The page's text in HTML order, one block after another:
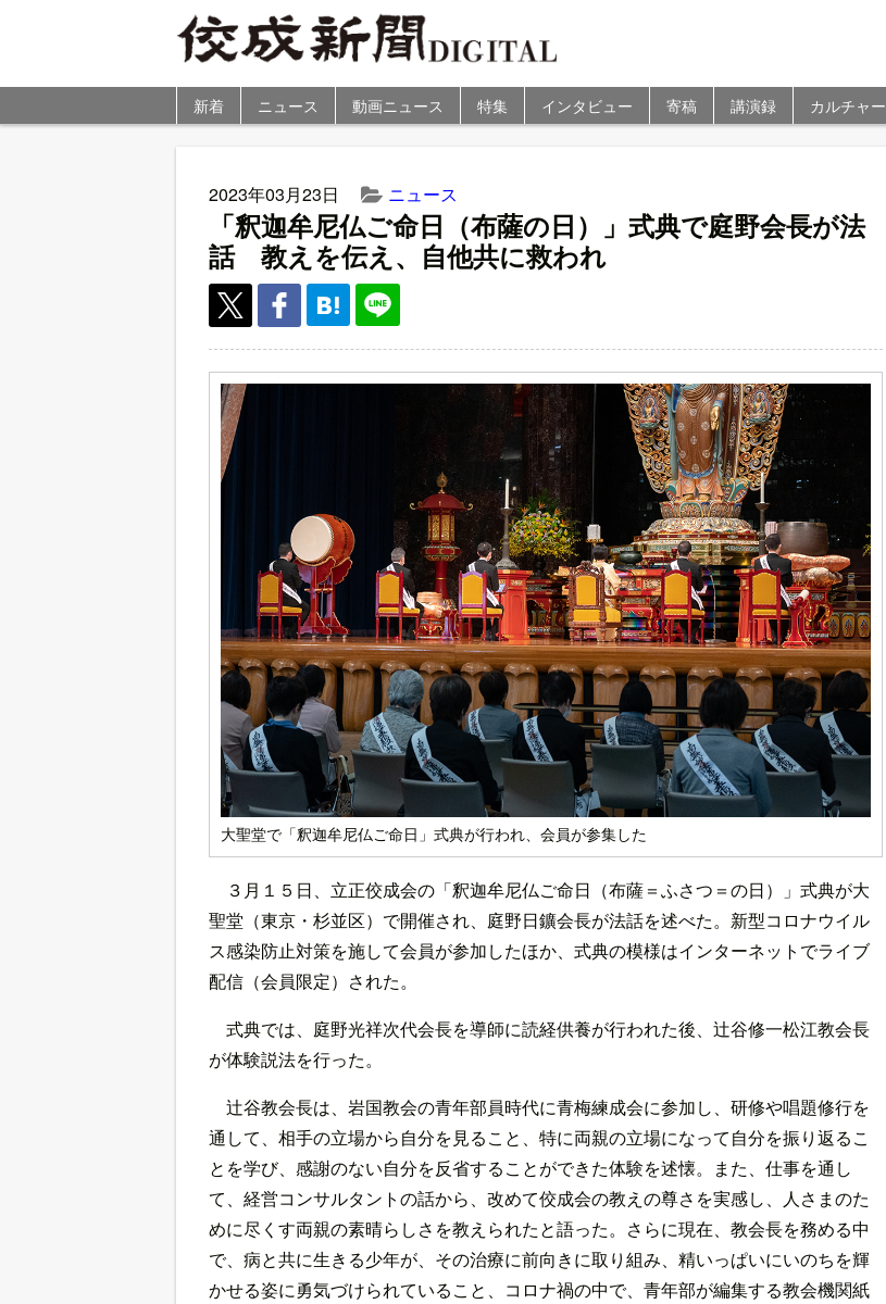
新着 ニュース 動画ニュース 特集 インタビュー 寄稿 講演録 カルチャー
2023年03月23日 ニュース
「釈迦牟尼仏ご命日（布薩の日）」式典で庭野会長が法
話 教えを伝え、自他共に救われ
大聖堂で「釈迦牟尼仏ご命日」式典が行われ、会員が参集した
３月１５日、立正佼成会の「釈迦牟尼仏ご命日（布薩＝ふさつ＝の日）」式典が大
聖堂（東京・杉並区）で開催され、庭野日鑛会長が法話を述べた。新型コロナウイル
ス感染防止対策を施して会員が参加したほか、式典の模様はインターネットでライブ
配信（会員限定）された。
式典では、庭野光祥次代会長を導師に読経供養が行われた後、辻谷修一松江教会長
が体験説法を行った。
辻谷教会長は、岩国教会の青年部員時代に青梅練成会に参加し、研修や唱題修行を
通して、相手の立場から自分を見ること、特に両親の立場になって自分を振り返るこ
とを学び、感謝のない自分を反省することができた体験を述懐。また、仕事を通し
て、経営コンサルタントの話から、改めて佼成会の教えの尊さを実感し、人さまのた
めに尽くす両親の素晴らしさを教えられたと語った。さらに現在、教会長を務める中
で、病と共に生きる少年が、その治療に前向きに取り組み、精いっぱいにいのちを輝
かせる姿に勇気づけられていること、コロナ禍の中で、青年部が編集する教会機関紙